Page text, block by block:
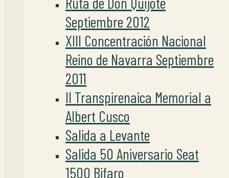
Septiembre 2012
XIII Concentración Nacional
Reino de Navarra Septiembre
2011
II Transpirenaica Memorial a
Albert Cusco
Salida a Levante
Salida 50 Aniversario Seat
1500 Bifaro